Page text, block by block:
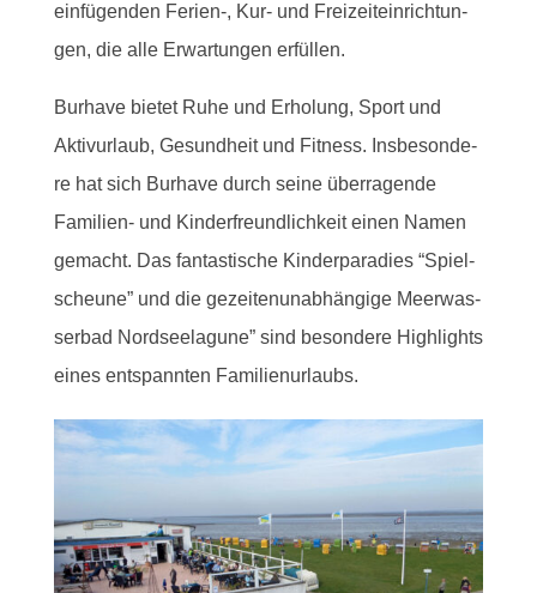
ein­fü­gen­den Ferien‑, Kur- und Frei­zeit­ein­rich­tun­
gen, die alle Erwar­tun­gen erfüllen.
Bur­have bie­tet Ruhe und Erho­lung, Sport und
Aktiv­ur­laub, Gesund­heit und Fit­ness. Ins­be­son­de­
re hat sich Bur­have durch sei­ne über­ra­gen­de
Fami­li­en- und Kin­der­freund­lich­keit einen Namen
gemacht. Das fan­tas­ti­sche Kin­der­pa­ra­dies “Spiel­
scheu­ne” und die ge­zei­ten­un­ab­hängige Meer­was­
ser­bad Nord­see­la­gu­ne” sind beson­de­re High­lights
eines ent­spann­ten Familienurlaubs.